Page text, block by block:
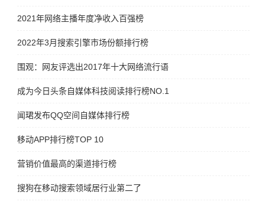
2021年网络主播年度净收入百强榜
2022年3月搜索引擎市场份额排行榜
围观：网友评选出2017年十大网络流行语
成为今日头条自媒体科技阅读排行榜NO.1
闻珺发布QQ空间自媒体排行榜
移动APP排行榜TOP 10
营销价值最高的渠道排行榜
搜狗在移动搜索领域居行业第二了